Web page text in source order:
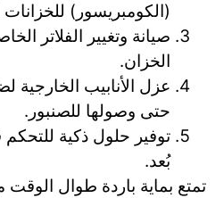
(الكومبريسور) للخزانات
صيانة وتغيير الفلاتر
الخزان.
عزل الأنابيب الخارجية
حتى وصولها للصنبور.
توفير حلول ذكية
بُعد.
تمتع بماية باردة طوال